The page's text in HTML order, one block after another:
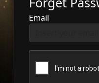
Email